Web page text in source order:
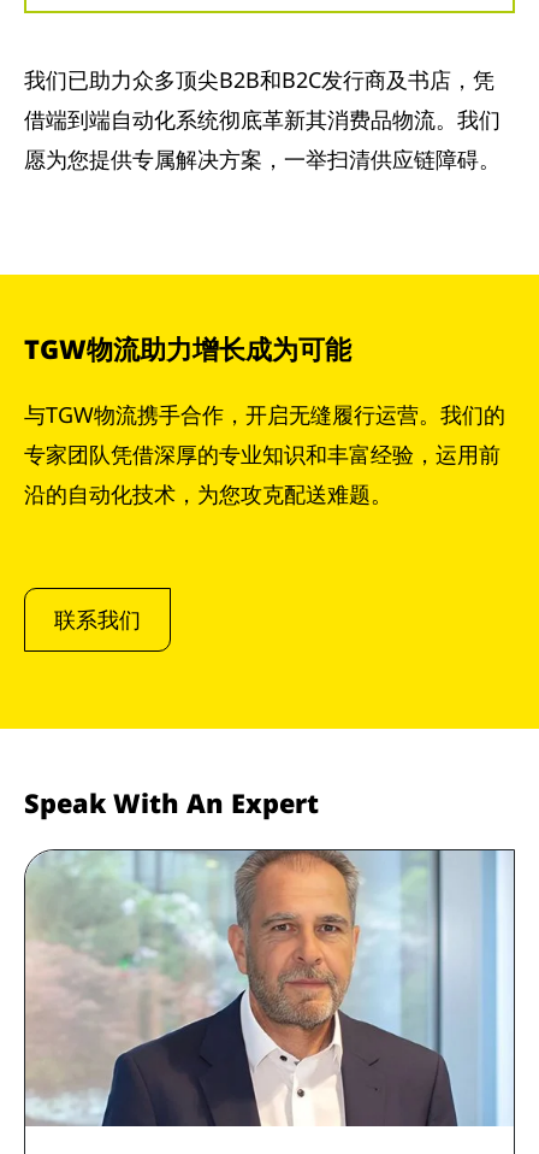
我们已助力众多顶尖B2B和B2C发行商及书店，凭
借端到端自动化系统彻底革新其消费品物流。我们
愿为您提供专属解决方案，一举扫清供应链障碍。
TGW物流助力增长成为可能
与TGW物流携手合作，开启无缝履行运营。我们的
专家团队凭借深厚的专业知识和丰富经验，运用前
沿的自动化技术，为您攻克配送难题。
联系我们
Speak With An Expert